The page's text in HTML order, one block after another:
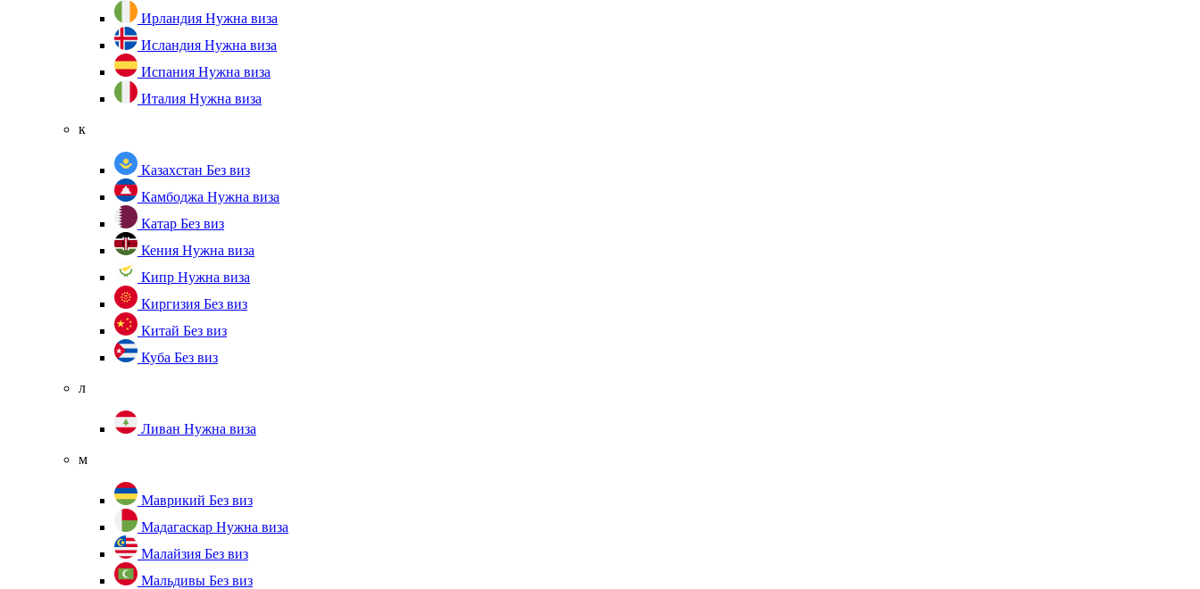
Ирландия Нужна виза
Исландия Нужна виза
Испания Нужна виза
Италия Нужна виза
к
Казахстан Без виз
Камбоджа Нужна виза
Катар Без виз
Кения Нужна виза
Кипр Нужна виза
Киргизия Без виз
Китай Без виз
Куба Без виз
л
Ливан Нужна виза
м
Маврикий Без виз
Мадагаскар Нужна виза
Малайзия Без виз
Мальдивы Без виз